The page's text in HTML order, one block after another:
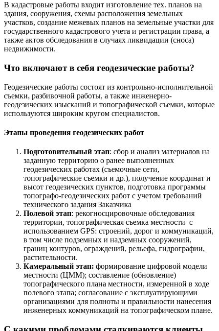
В кадастровые работы входит изготовление тех. планов на
здания, сооружения, схемы расположения земельных
участков, создание межевых планов на земельные участки для
государственного кадастрового учета и регистрации права, а
также актов обследования в случаях ликвидации (сноса)
недвижимости.
Что включают в себя геодезические работы?
Геодезические работы состоят из контрольно-исполнительной
съемки, разбивочной работы, а также инженерно-
геодезических изысканий и топографической съемки, которые
используются широким кругом специалистов.
Этапы проведения геодезических работ
Подготовительный этап: сбор и анализ материалов на
заданную территорию о ранее выполненных
геодезических работах (съемочные сети,
топографические съемки и др.), получение координат и
высот геодезических пунктов, подготовка программы
топографо-геодезических работ с учетом требований
технического задания Заказчика
Полевой этап: рекогносцировочные обследования
территории, топографическая съемка местности с
использованием GPS: строений, дорог и коммуникаций,
в том числе подземных и надземных сооружений,
границ контуров, ограждений, рельефа, гидрографии,
растительности.
Камеральный этап: формирование цифровой модели
местности (ЦММ); составление (обновление)
топографического плана местности, измеренной в ходе
полевого этапа; согласование с эксплуатирующими
организациями для полноты и правильности нанесения
инженерных коммуникаций на топографическом плане.